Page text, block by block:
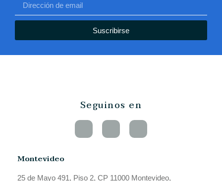
Suscribirse
Seguinos en
Montevideo
25 de Mayo 491, Piso 2, CP 11000 Montevideo,